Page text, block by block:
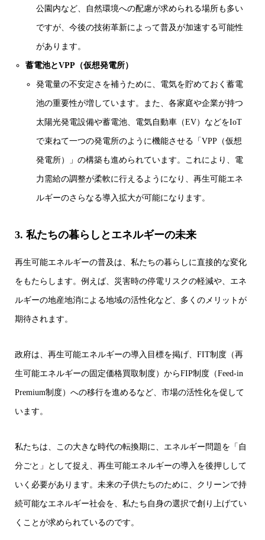
公園内など、自然環境への配慮が求められる場所も多い
ですが、今後の技術革新によって普及が加速する可能性
があります。
蓄電池とVPP（仮想発電所）
発電量の不安定さを補うために、電気を貯めておく蓄電
池の重要性が増しています。また、各家庭や企業が持つ
太陽光発電設備や蓄電池、電気自動車（EV）などをIoT
で束ねて一つの発電所のように機能させる「VPP（仮想
発電所）」の構築も進められています。これにより、電
力需給の調整が柔軟に行えるようになり、再生可能エネ
ルギーのさらなる導入拡大が可能になります。
3. 私たちの暮らしとエネルギーの未来
再生可能エネルギーの普及は、私たちの暮らしに直接的な変化
をもたらします。例えば、災害時の停電リスクの軽減や、エネ
ルギーの地産地消による地域の活性化など、多くのメリットが
期待されます。
政府は、再生可能エネルギーの導入目標を掲げ、FIT制度（再
生可能エネルギーの固定価格買取制度）からFIP制度（Feed-in
Premium制度）への移行を進めるなど、市場の活性化を促して
います。
私たちは、この大きな時代の転換期に、エネルギー問題を「自
分ごと」として捉え、再生可能エネルギーの導入を後押しして
いく必要があります。未来の子供たちのために、クリーンで持
続可能なエネルギー社会を、私たち自身の選択で創り上げてい
くことが求められているのです。